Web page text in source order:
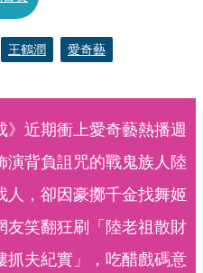
王鶴潤 愛奇藝
近期衝上愛奇藝熱播週
演背負詛咒的戰鬼族人陸
人，卻因豪擲千金找舞姬
友笑翻狂刷「陸老祖散財
抓夫紀實」，吃醋戲碼意